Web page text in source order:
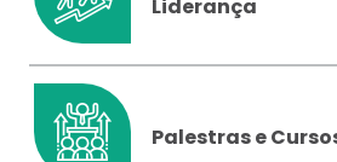
Liderança
Palestras e